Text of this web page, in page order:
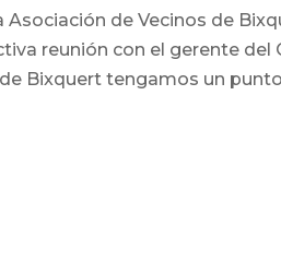
Asociación de Vecinos de
reunión con el gerente del
Bixquert tengamos un